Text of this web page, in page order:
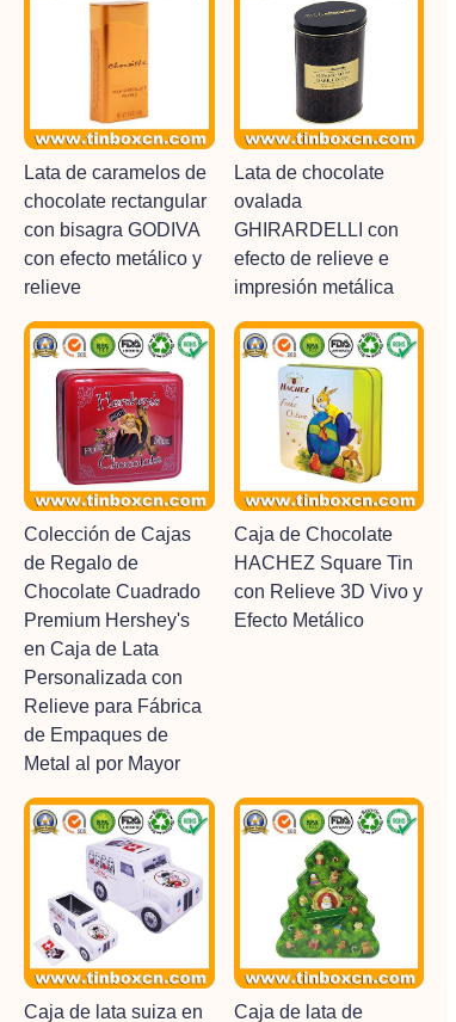
Lata de caramelos de
chocolate rectangular
con bisagra GODIVA
con efecto metálico y
relieve
Lata de chocolate
ovalada
GHIRARDELLI con
efecto de relieve e
impresión metálica
Colección de Cajas
de Regalo de
Chocolate Cuadrado
Premium Hershey's
en Caja de Lata
Personalizada con
Relieve para Fábrica
de Empaques de
Metal al por Mayor
Caja de Chocolate
HACHEZ Square Tin
con Relieve 3D Vivo y
Efecto Metálico
Caja de lata suiza en
Caja de lata de